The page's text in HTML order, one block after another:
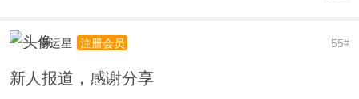
55#
幸运星 注册会员
新人报道，感谢分享